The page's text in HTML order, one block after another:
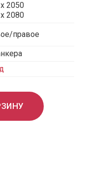
2050
2080
правое